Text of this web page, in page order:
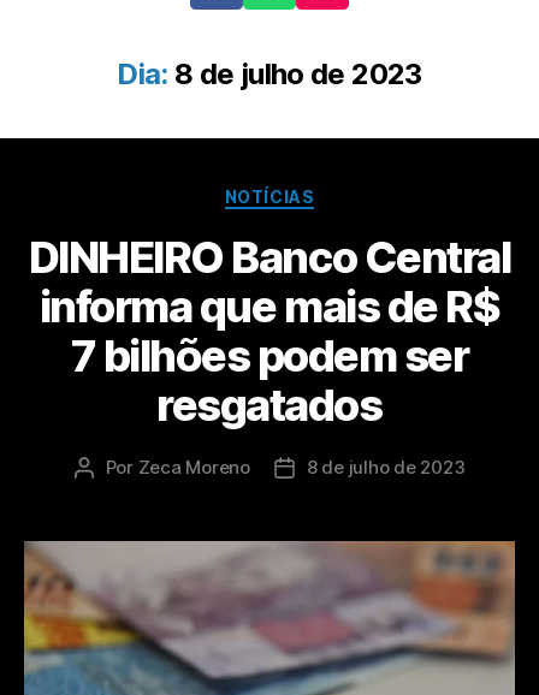
Dia: 8 de julho de 2023
NOTÍCIAS
DINHEIRO Banco Central
informa que mais de R$
7 bilhões podem ser
resgatados
Por Zeca Moreno 8 de julho de 2023